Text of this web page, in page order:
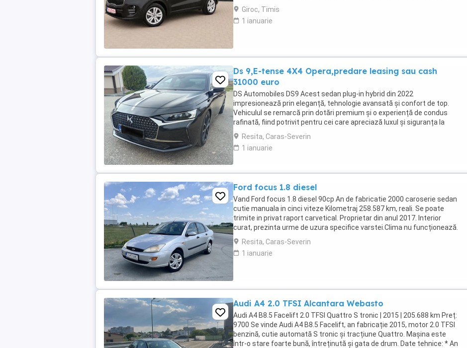
înmatriculare definitivă în ...
Giroc, Timis
1 ianuarie
Ds 9,E-tense 4X4 Opera,predare leasing sau cash
31000 euro
DS Automobiles DS9 Acest sedan plug-in hybrid din 2022
impresionează prin eleganță, tehnologie avansată și confort de top.
Vehiculul se remarcă prin dotări premium și o experiență de condus
rafinată, fiind potrivit pentru cei care apreciază luxul și siguranța la
drum. Culoare neagră, cu interior ...
Resita, Caras-Severin
1 ianuarie
Ford focus 1.8 diesel
Vand Ford focus 1.8 diesel 90cp An de fabricatie 2000 caroserie sedan
cutie manuala in cinci viteze Kilometraj 258.587 km, reali. Se poate
trimite in privat raport carvetical. Proprietar din anul 2017. Interior
curat, prezinta urme de uzura specifice varstei.Clima nu funcționează.
-Inchidere centralizata -Geamuri ...
Resita, Caras-Severin
1 ianuarie
Audi A4 2.0 TFSI Alcantara Webasto
Audi A4 B8.5 Facelift 2.0 TFSI Quattro S tronic | 2015 | 205.688 km Preț:
9700 Se vinde Audi A4 B8.5 Facelift, an fabricație 2015, motor 2.0 TFSI
benzină, cutie automată S tronic și tracțiune Quattro. Mașina este
într-o stare foarte bună, întreținută și gata de drum. Date tehnice: * An